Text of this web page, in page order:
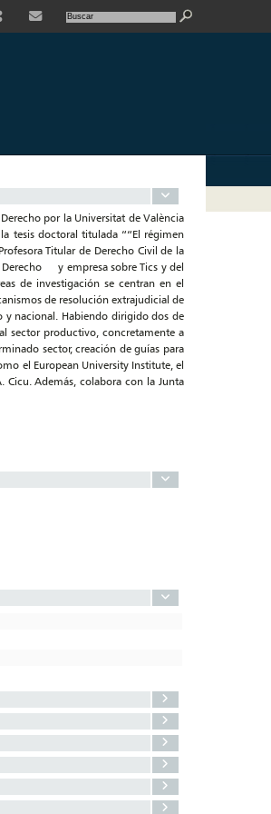
por la Universitat de València
tesis doctoral titulada ““El régimen
Titular de Derecho Civil de la
Derecho y empresa sobre Tics y del
de investigación se centran en el
de resolución extrajudicial de
nacional. Habiendo dirigido dos de
sector productivo, concretamente a
sector, creación de guías para
el European University Institute, el
Cicu. Además, colabora con la Junta